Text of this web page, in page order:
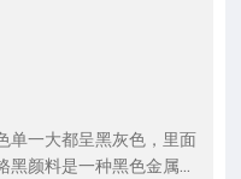
单一大都呈黑灰色，里面
颜料是一种黑色金属氧